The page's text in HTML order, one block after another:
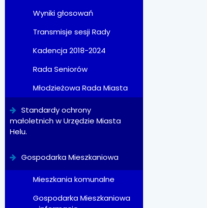
Wyniki głosowań
Transmisje sesji Rady
Kadencja 2018-2024
Rada Seniorów
Młodzieżowa Rada Miasta
Standardy ochrony
małoletnich w Urzędzie Miasta
Helu.
Gospodarka Mieszkaniowa
Mieszkania komunalne
Gospodarka Mieszkaniowa